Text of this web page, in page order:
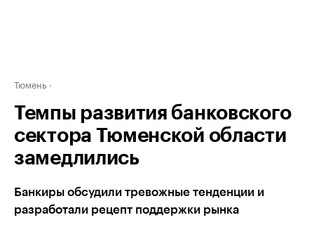
Тюмень
Темпы развития банковского
сектора Тюменской области
замедлились
Банкиры обсудили тревожные тенденции и
разработали рецепт поддержки рынка